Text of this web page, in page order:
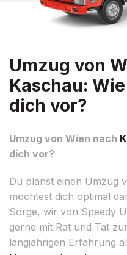
Umzug von
Kaschau:
dich vor?
Umzug von Wien nach
dich vor?
Du planst einen Umzug
möchtest dich optimal
Sorge, wir von Speedy
gerne mit Rat und Tat
langjährigen Erfahrung